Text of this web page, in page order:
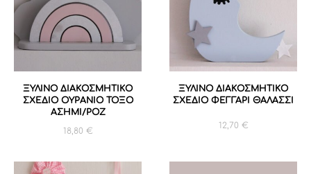
ΞΥΛΙΝΟ ΔΙΑΚΟΣΜΗΤΙΚΟ
ΣΧΕΔΙΟ ΟΥΡΑΝΙΟ ΤΟΞΟ
ΑΣΗΜΙ/ΡΟΖ
18,80 €
ΞΥΛΙΝΟ ΔΙΑΚΟΣΜΗΤΙΚΟ
ΣΧΕΔΙΟ ΦΕΓΓΑΡΙ ΘΑΛΑΣΣΙ
12,70 €